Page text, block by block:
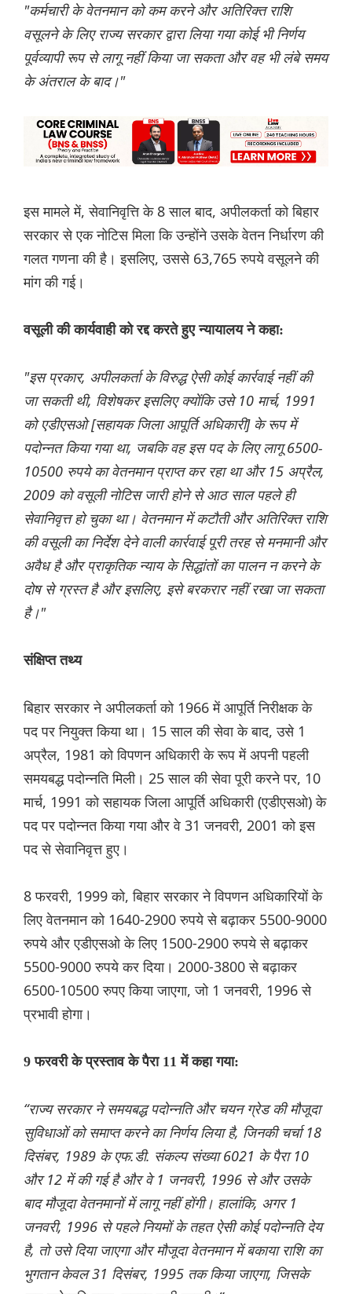
"कर्मचारी के वेतनमान को कम करने और अतिरिक्त राशि
वसूलने के लिए राज्य सरकार द्वारा लिया गया कोई भी निर्णय
पूर्वव्यापी रूप से लागू नहीं किया जा सकता और वह भी लंबे समय
के अंतराल के बाद।"
इस मामले में, सेवानिवृत्ति के 8 साल बाद, अपीलकर्ता को बिहार
सरकार से एक नोटिस मिला कि उन्होंने उसके वेतन निर्धारण की
गलत गणना की है। इसलिए, उससे 63,765 रुपये वसूलने की
मांग की गई।
वसूली की कार्यवाही को रद्द करते हुए न्यायालय ने कहा:
"इस प्रकार, अपीलकर्ता के विरुद्ध ऐसी कोई कार्रवाई नहीं की
जा सकती थी, विशेषकर इसलिए क्योंकि उसे 10 मार्च, 1991
को एडीएसओ [सहायक जिला आपूर्ति अधिकारी] के रूप में
पदोन्नत किया गया था, जबकि वह इस पद के लिए लागू 6500-
10500 रुपये का वेतनमान प्राप्त कर रहा था और 15 अप्रैल,
2009 को वसूली नोटिस जारी होने से आठ साल पहले ही
सेवानिवृत्त हो चुका था। वेतनमान में कटौती और अतिरिक्त राशि
की वसूली का निर्देश देने वाली कार्रवाई पूरी तरह से मनमानी और
अवैध है और प्राकृतिक न्याय के सिद्धांतों का पालन न करने के
दोष से ग्रस्त है और इसलिए, इसे बरकरार नहीं रखा जा सकता
है।"
संक्षिप्त तथ्य
बिहार सरकार ने अपीलकर्ता को 1966 में आपूर्ति निरीक्षक के
पद पर नियुक्त किया था। 15 साल की सेवा के बाद, उसे 1
अप्रैल, 1981 को विपणन अधिकारी के रूप में अपनी पहली
समयबद्ध पदोन्नति मिली। 25 साल की सेवा पूरी करने पर, 10
मार्च, 1991 को सहायक जिला आपूर्ति अधिकारी (एडीएसओ) के
पद पर पदोन्नत किया गया और वे 31 जनवरी, 2001 को इस
पद से सेवानिवृत्त हुए।
8 फरवरी, 1999 को, बिहार सरकार ने विपणन अधिकारियों के
लिए वेतनमान को 1640-2900 रुपये से बढ़ाकर 5500-9000
रुपये और एडीएसओ के लिए 1500-2900 रुपये से बढ़ाकर
5500-9000 रुपये कर दिया। 2000-3800 से बढ़ाकर
6500-10500 रुपए किया जाएगा, जो 1 जनवरी, 1996 से
प्रभावी होगा।
9 फरवरी के प्रस्ताव के पैरा 11 में कहा गया:
“राज्य सरकार ने समयबद्ध पदोन्नति और चयन ग्रेड की मौजूदा
सुविधाओं को समाप्त करने का निर्णय लिया है, जिनकी चर्चा 18
दिसंबर, 1989 के एफ.डी. संकल्प संख्या 6021 के पैरा 10
और 12 में की गई है और वे 1 जनवरी, 1996 से और उसके
बाद मौजूदा वेतनमानों में लागू नहीं होंगी। हालांकि, अगर 1
जनवरी, 1996 से पहले नियमों के तहत ऐसी कोई पदोन्नति देय
है, तो उसे दिया जाएगा और मौजूदा वेतनमान में बकाया राशि का
भुगतान केवल 31 दिसंबर, 1995 तक किया जाएगा, जिसके